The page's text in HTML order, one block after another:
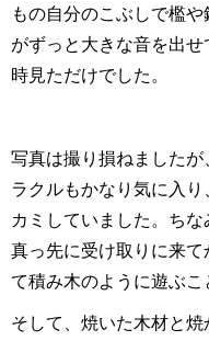
もの自分のこぶしで檻
がずっと大きな音を出
時見ただけでした。
写真は撮り損ねました
ラクルもかなり気に入
カミしていました。ち
真っ先に受け取りに来
て積み木のように遊ぶこ
そして、焼いた木材と